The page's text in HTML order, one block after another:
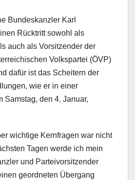
Bundeskanzler Karl
Rücktritt sowohl als
auch als Vorsitzender der
Volkspartei (ÖVP)
dafür ist das Scheitern der
wie er in einer
Samstag, den 4. Januar,
wichtige Kernfragen war nicht
Tagen werde ich mein
und Parteivorsitzender
geordneten Übergang